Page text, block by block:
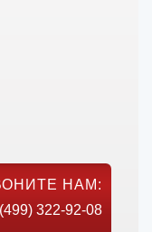
НАМ:
322-92-08